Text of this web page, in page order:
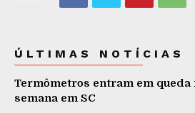
ÚLTIMAS NOTÍCIAS
Termômetros entram em queda
semana em SC